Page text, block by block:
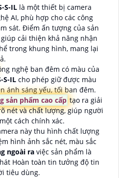
S-IL là một thiết bị camera
AI, phù hợp cho các công
sát. Điểm ấn tượng của sản
cải thiện khả năng nhận
trong khung hình, mang lại
nghệ ban đêm có màu của
S-IL cho phép giữ được màu
ánh sáng yếu, tối ban đêm.
sản phẩm cao cấp tạo ra giải
nét và chất lượng, giúp người
cách chính xác.
này thu hình chất lượng
hình ảnh sắc nét, màu sắc
ngoài ra việc sản phẩm là
Hoàn toàn tin tưởng độ tin
tiêu dùng.